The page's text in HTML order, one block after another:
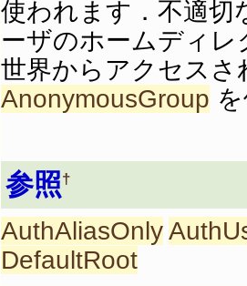
使われます．不適
ーザのホームディ
世界からアクセスさ
AnonymousGroup
参照†
AuthAliasOnly
DefaultRoot